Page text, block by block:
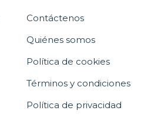
Contáctenos
Quiénes somos
Política de cookies
Términos y condiciones
Política de privacidad